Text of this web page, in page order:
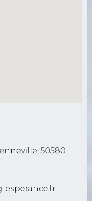
50580
esperance.fr